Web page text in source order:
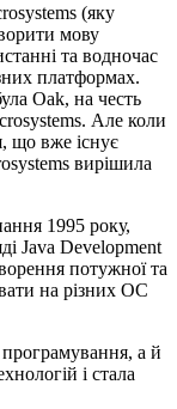
(яку
мову
та водночас
платформах.
Oak, на честь
Але коли
що вже існує
вирішила
1995 року,
Java Development
потужної та
на різних ОС
а й
і стала